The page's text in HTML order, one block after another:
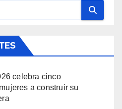
celebra cinco
a construir su